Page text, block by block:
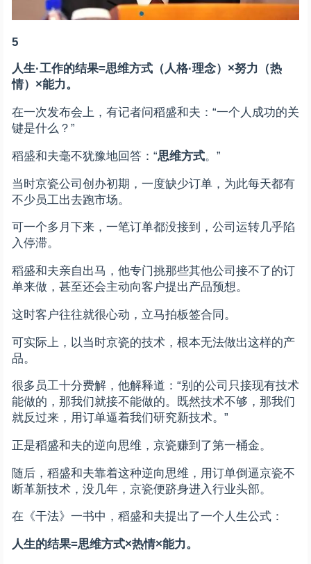
5
人生·工作的结果=思维方式（人格·理念）×努力（热
情）×能力。
在一次发布会上，有记者问稻盛和夫：“一个人成功的关
键是什么？”
稻盛和夫毫不犹豫地回答：“思维方式。”
当时京瓷公司创办初期，一度缺少订单，为此每天都有
不少员工出去跑市场。
可一个多月下来，一笔订单都没接到，公司运转几乎陷
入停滞。
稻盛和夫亲自出马，他专门挑那些其他公司接不了的订
单来做，甚至还会主动向客户提出产品预想。
这时客户往往就很心动，立马拍板签合同。
可实际上，以当时京瓷的技术，根本无法做出这样的产
品。
很多员工十分费解，他解释道：“别的公司只接现有技术
能做的，那我们就接不能做的。既然技术不够，那我们
就反过来，用订单逼着我们研究新技术。”
正是稻盛和夫的逆向思维，京瓷赚到了第一桶金。
随后，稻盛和夫靠着这种逆向思维，用订单倒逼京瓷不
断革新技术，没几年，京瓷便跻身进入行业头部。
在《干法》一书中，稻盛和夫提出了一个人生公式：
人生的结果=思维方式×热情×能力。